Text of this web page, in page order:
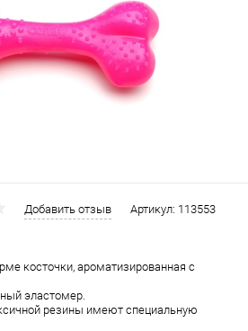
Добавить отзыв Артикул: 113553
косточки, ароматизированная с
эластомер.
резины имеют специальную